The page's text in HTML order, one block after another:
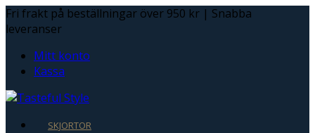
Fri frakt på beställningar över 950 kr | Snabba
leveranser
Mitt konto
Kassa
SKJORTOR